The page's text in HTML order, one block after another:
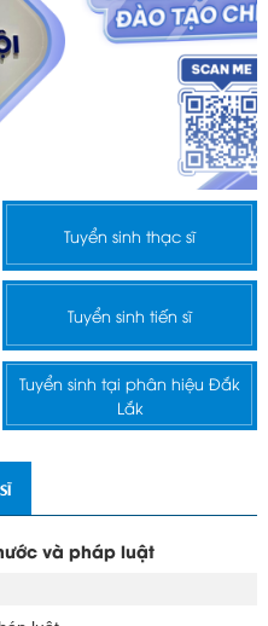
Tuyển sinh thạc sĩ
Tuyển sinh tiến sĩ
Tuyển sinh tại phân hiệu Đắk
Lắk
và pháp luật